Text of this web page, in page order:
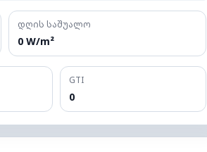
დღის საშუალო
0 W/m²
GTI
0